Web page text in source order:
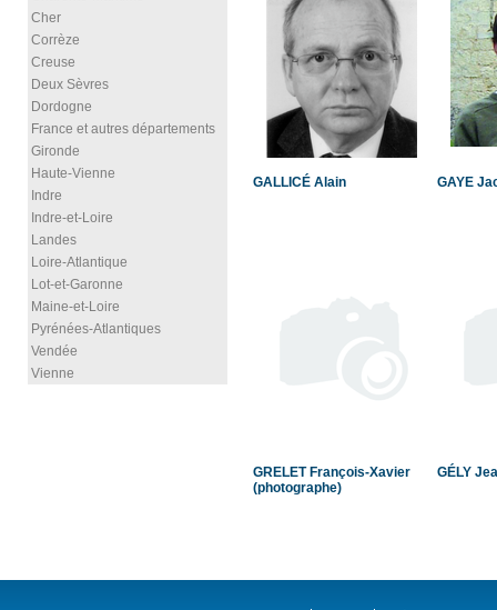
Cher
Corrèze
Creuse
Deux Sèvres
Dordogne
France et autres départements
Gironde
Haute-Vienne
Indre
Indre-et-Loire
Landes
Loire-Atlantique
Lot-et-Garonne
Maine-et-Loire
Pyrénées-Atlantiques
Vendée
Vienne
GALLICÉ Alain GAYE
GRELET François-Xavier
(photographe)
GÉLY